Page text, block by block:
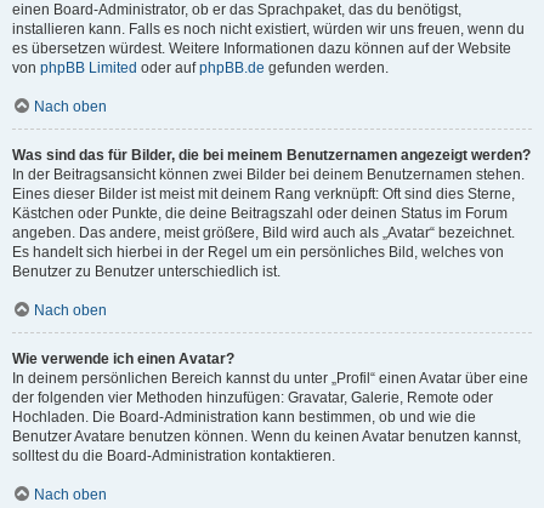
einen Board-Administrator, ob er das Sprachpaket, das du benötigst,
installieren kann. Falls es noch nicht existiert, würden wir uns freuen, wenn du
es übersetzen würdest. Weitere Informationen dazu können auf der Website
von phpBB Limited oder aufphpBB.de gefunden werden.
Nach oben
Was sind das für Bilder, die bei meinem Benutzernamen angezeigt werden?
In der Beitragsansicht können zwei Bilder bei deinem Benutzernamen stehen.
Eines dieser Bilder ist meist mit deinem Rang verknüpft: Oft sind dies Sterne,
Kästchen oder Punkte, die deine Beitragszahl oder deinen Status im Forum
angeben. Das andere, meist größere, Bild wird auch als „Avatar“ bezeichnet.
Es handelt sich hierbei in der Regel um ein persönliches Bild, welches von
Benutzer zu Benutzer unterschiedlich ist.
Nach oben
Wie verwende ich einen Avatar?
In deinem persönlichen Bereich kannst du unter „Profil“ einen Avatar über eine
der folgenden vier Methoden hinzufügen: Gravatar, Galerie, Remote oder
Hochladen. Die Board-Administration kann bestimmen, ob und wie die
Benutzer Avatare benutzen können. Wenn du keinen Avatar benutzen kannst,
solltest du die Board-Administration kontaktieren.
Nach oben